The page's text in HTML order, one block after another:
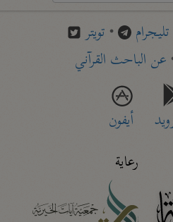
تليجرام • تويتر
عن الباحث القرآني
أيفون
رعاية